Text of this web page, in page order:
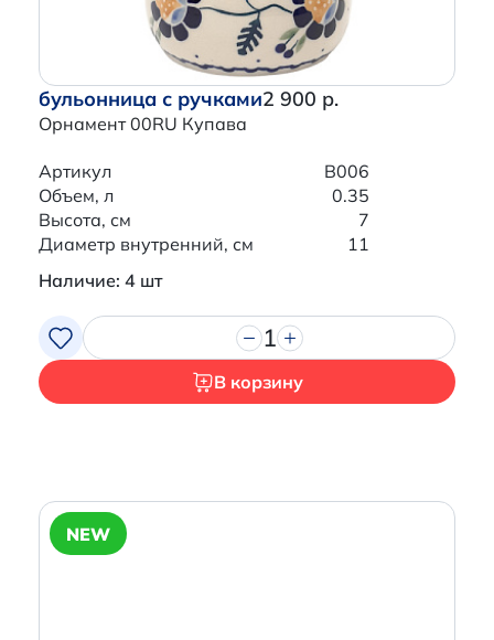
бульонница с ручками
Орнамент 00RU Купава
2 900 р.
Артикул
B006
Объем, л
0.35
Высота, см
7
Диаметр внутренний, см
11
Наличие: 4 шт
1
В корзину
NEW